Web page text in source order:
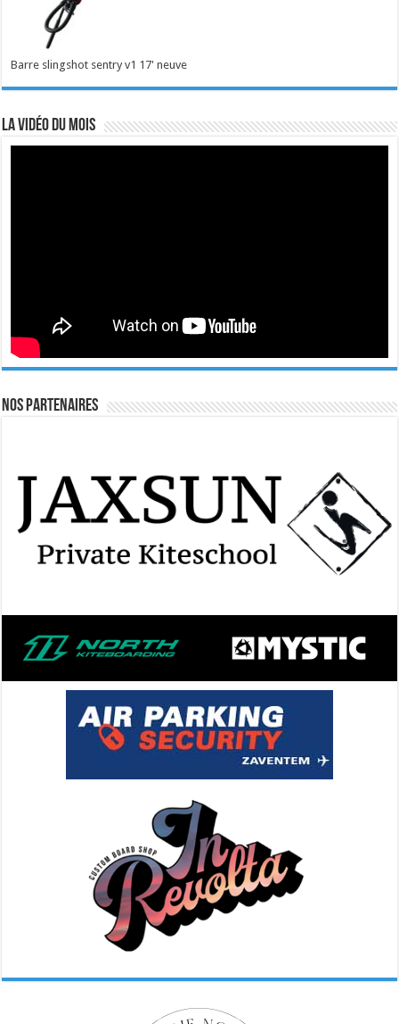
Barre slingshot sentry v1 17' neuve
La vidéo du mois
Nos Partenaires